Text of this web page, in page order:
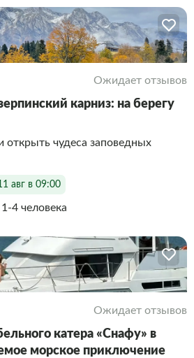
Ожидает отзывов
карниз: на берегу
открыть чудеса заповедных
авг в 09:00
4 человека
Ожидает отзывов
катера «Снафу» в
морское приключение